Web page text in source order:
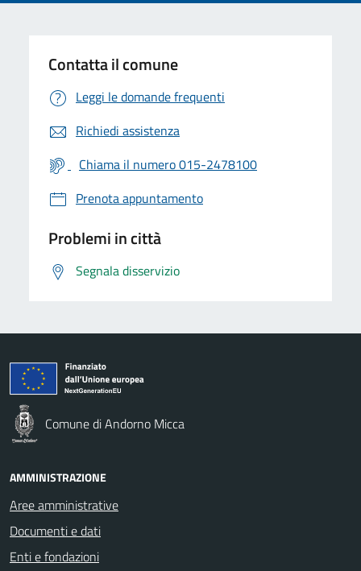
Contatta il comune
Leggi le domande frequenti
Richiedi assistenza
Chiama il numero 015-2478100
Prenota appuntamento
Problemi in città
Segnala disservizio
Comune di Andorno Micca
AMMINISTRAZIONE
Aree amministrative
Documenti e dati
Enti e fondazioni